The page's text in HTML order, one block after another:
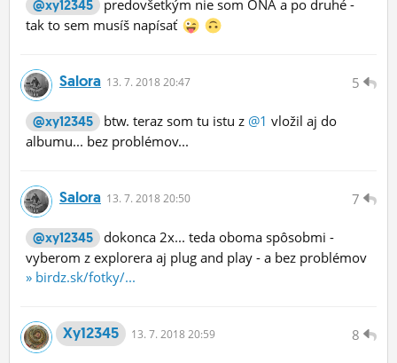
@xy12345
predovšetkým nie som ONA a po druhé -
tak to sem musíš napísať
5
Salora 13. 7. 2018 20:47
@xy12345 btw. teraz som tu istu z @1 vložil aj do
albumu... bez problémov...
7
Salora 13. 7. 2018 20:50
@xy12345
dokonca 2x... teda oboma spôsobmi -
vyberom z explorera aj plug and play - a bez problémov
» birdz.sk/fotky/...
8
Xy12345 13. 7. 2018 20:59